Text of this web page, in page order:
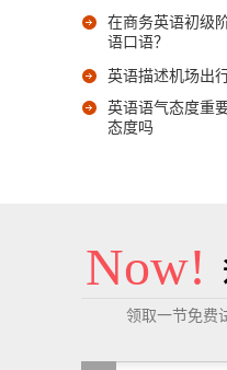
在商务英语初级
语口语？
英语描述机场出
英语语气态度重
态度吗
Now!
领取一节免费